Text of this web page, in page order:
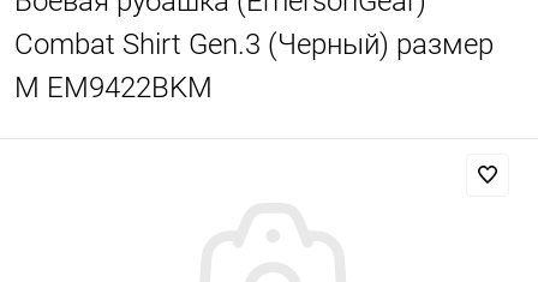
Combat Shirt Gen.3 (Черный) размер
M EM9422BKM